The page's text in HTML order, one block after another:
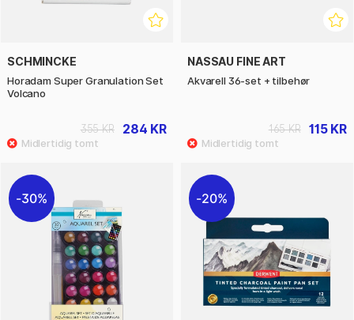
SCHMINCKE
Horadam Super Granulation Set
Volcano
284 KR
355 KR
NASSAU FINE ART
Akvarell 36-set + tilbehør
115 KR
165 KR
30% 20%